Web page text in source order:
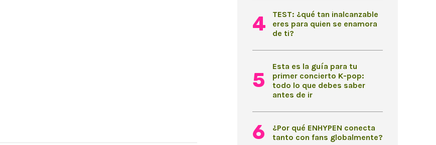
TEST: ¿qué tan inalcanzable
eres para quien se enamora
de ti?
Esta es la guía para tu
primer concierto K-pop:
todo lo que debes saber
antes de ir
¿Por qué ENHYPEN conecta
tanto con fans globalmente?